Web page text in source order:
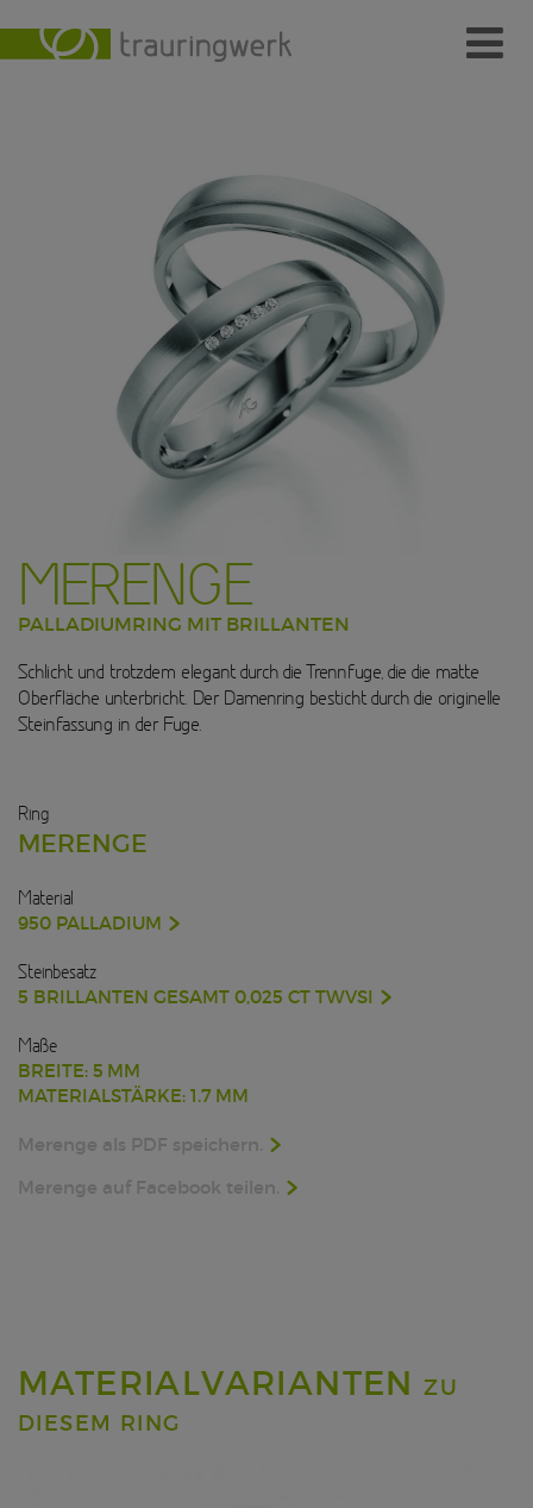
Individuelle Schmuckstücke
Kundenmeinungen
Kontakt
MERENGE
PALLADIUMRING MIT BRILLANTEN
Schlicht und trotzdem elegant durch die Trennfuge, die die matte
Oberfläche unterbricht. Der Damenring besticht durch die originelle
Steinfassung in der Fuge.
Ring
MERENGE
Material
950 PALLADIUM
Steinbesatz
5 BRILLANTEN GESAMT 0,025 CT TWVSI
Maße
BREITE: 5 MM
MATERIALSTÄRKE: 1.7 MM
Merenge als PDF speichern.
Merenge auf Facebook teilen.
MATERIALVARIANTENZU
DIESEM RING